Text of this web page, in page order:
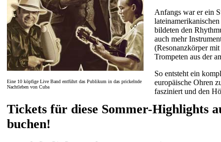
Eine 10 köpfige Live Band entführt das Publikum in das prickelnde
Nachtleben von Cuba
Anfangs war er ein
bildeten den
auch mehr
(Resonanzkörper
Trompeten aus der
So entsteht ein
europäische Ohren
fasziniert und den
Tickets für diese Sommer-Highlights
buchen!